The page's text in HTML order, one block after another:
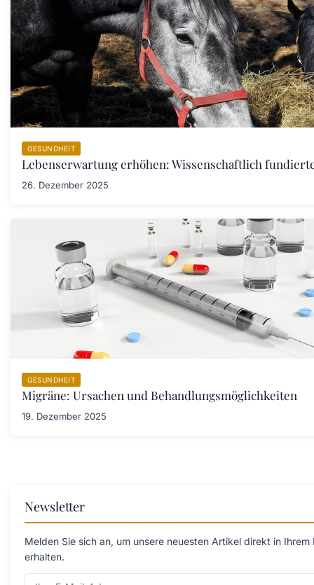
GESUNDHEIT
Lebenserwartung erhöhen: Wissenschaftlich
26. Dezember 2025
GESUNDHEIT
Migräne: Ursachen und Behandlungsmöglichkeiten
19. Dezember 2025
Newsletter
Melden Sie sich an, um unsere neuesten Artikel direkt in Ihrem
erhalten.